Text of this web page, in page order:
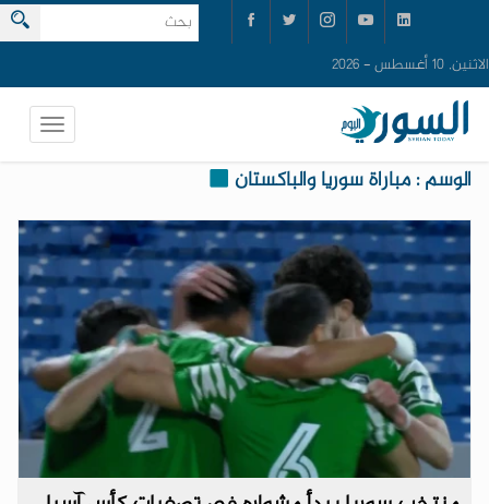
الاثنين, 10 أغسطس - 2026
الوسم : مباراة سوريا والباكستان